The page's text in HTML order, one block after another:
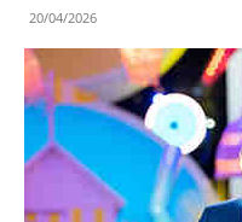
20/04/2026